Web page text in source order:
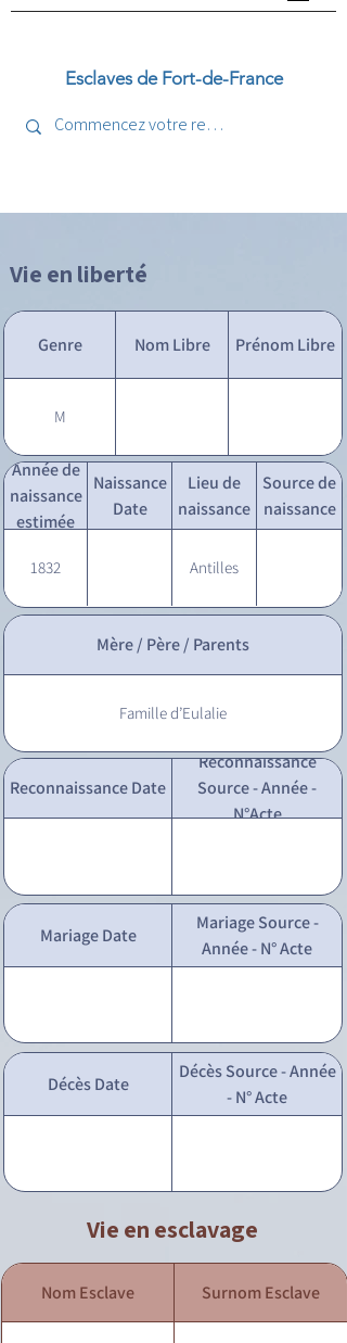
Esclaves de Fort-de-France
Vie en liberté
Genre Nom Libre Prénom Libre
M
Année de
naissance
estimée
Naissance
Date
Lieu de
naissance
Source de
naissance
1832 Antilles
Mère / Père / Parents
Famille d’Eulalie
Reconnaissance Date
Reconnaissance
Source - Année -
N°Acte
Mariage Date
Mariage Source -
Année - N° Acte
Décès Date
Décès Source - Année
- N° Acte
Vie en esclavage
Nom Esclave Surnom Esclave